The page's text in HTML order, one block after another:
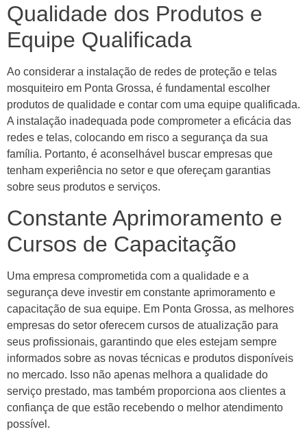
Qualidade dos Produtos e
Equipe Qualificada
Ao considerar a instalação de redes de proteção e telas
mosquiteiro em Ponta Grossa, é fundamental escolher
produtos de qualidade e contar com uma equipe qualificada.
A instalação inadequada pode comprometer a eficácia das
redes e telas, colocando em risco a segurança da sua
família. Portanto, é aconselhável buscar empresas que
tenham experiência no setor e que ofereçam garantias
sobre seus produtos e serviços.
Constante Aprimoramento e
Cursos de Capacitação
Uma empresa comprometida com a qualidade e a
segurança deve investir em constante aprimoramento e
capacitação de sua equipe. Em Ponta Grossa, as melhores
empresas do setor oferecem cursos de atualização para
seus profissionais, garantindo que eles estejam sempre
informados sobre as novas técnicas e produtos disponíveis
no mercado. Isso não apenas melhora a qualidade do
serviço prestado, mas também proporciona aos clientes a
confiança de que estão recebendo o melhor atendimento
possível.